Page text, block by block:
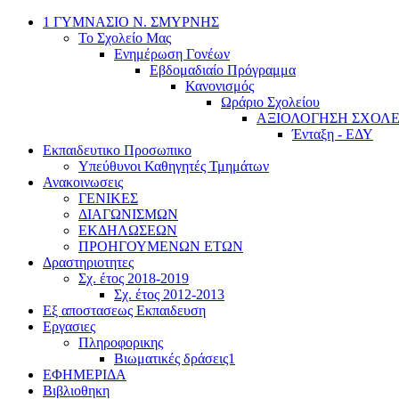
1 ΓΥΜΝΑΣΙΟ Ν. ΣΜΥΡΝΗΣ
Το Σχολείο Μας
Ενημέρωση Γονέων
Εβδομαδιαίο Πρόγραμμα
Κανονισμός
Ωράριο Σχολείου
ΑΞΙΟΛΟΓΗΣΗ
Ένταξη - ΕΔΥ
Εκπαιδευτικο Προσωπικο
Υπεύθυνοι Καθηγητές Τμημάτων
Ανακοινωσεις
ΓΕΝΙΚΕΣ
ΔΙΑΓΩΝΙΣΜΩΝ
ΕΚΔΗΛΩΣΕΩΝ
ΠΡΟΗΓΟΥΜΕΝΩΝ ΕΤΩΝ
Δραστηριοτητες
Σχ. έτος 2018-2019
Σχ. έτος 2012-2013
Εξ αποστασεως Εκπαιδευση
Εργασιες
Πληροφορικης
Βιωματικές δράσεις1
ΕΦΗΜΕΡΙΔΑ
Βιβλιοθηκη